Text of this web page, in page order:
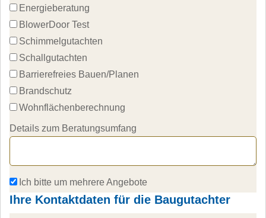
Energieberatung
BlowerDoor Test
Schimmelgutachten
Schallgutachten
Barrierefreies Bauen/Planen
Brandschutz
Wohnflächenberechnung
Details zum Beratungsumfang
Ich bitte um mehrere Angebote
Ihre Kontaktdaten für die Baugutachter